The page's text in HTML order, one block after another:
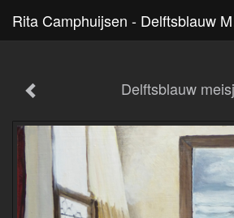
Delftsblauw